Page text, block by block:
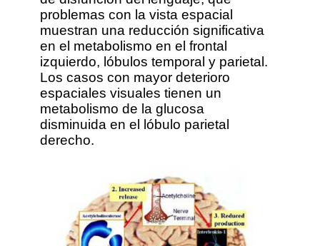
problemas con la vista espacial
muestran una reducción significativa
en el metabolismo en el frontal
izquierdo, lóbulos temporal y parietal.
Los casos con mayor deterioro
espaciales visuales tienen un
metabolismo de la glucosa
disminuida en el lóbulo parietal
derecho.